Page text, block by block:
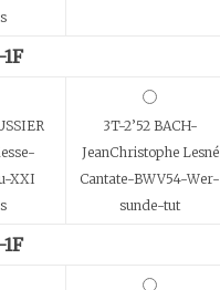
XXI
3T-2’52 BACH-
JeanChristophe Lesné
Cantate-BWV54-Wer-
sunde-tut